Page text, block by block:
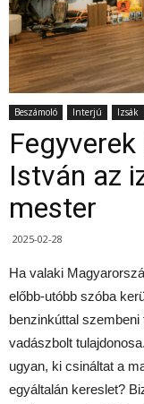
Beszámoló Interjú Izsák
István az
mester
2025-02-28
Ha valaki
előbb-utóbb szóba
benzinkúttal
vadászbolt
ugyan, ki csináltat a
egyáltalán kereslet?